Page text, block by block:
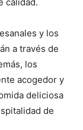
y los
a través de
los
acogedor y
deliciosa
de